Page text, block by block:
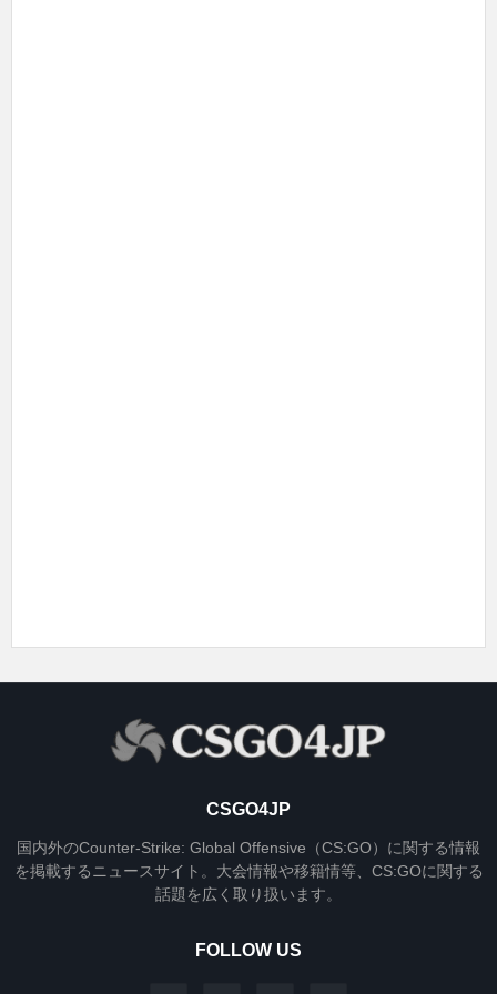
CSGO4JP
国内外のCounter-Strike: Global Offensive（CS:GO）に関する情報
を掲載するニュースサイト。大会情報や移籍情等、CS:GOに関する
話題を広く取り扱います。
FOLLOW US